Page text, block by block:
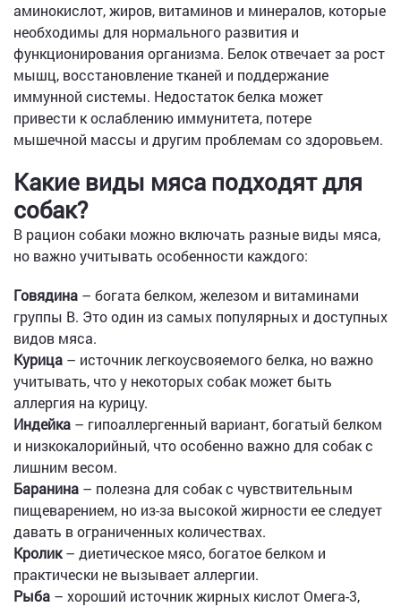
аминокислот, жиров, витаминов и минералов, которые
необходимы для нормального развития и
функционирования организма. Белок отвечает за рост
мышц, восстановление тканей и поддержание
иммунной системы. Недостаток белка может
привести к ослаблению иммунитета, потере
мышечной массы и другим проблемам со здоровьем.
Какие виды мяса подходят для
собак?
В рацион собаки можно включать разные виды мяса,
но важно учитывать особенности каждого:
Говядина – богата белком, железом и витаминами
группы B. Это один из самых популярных и доступных
видов мяса.
Курица – источник легкоусвояемого белка, но важно
учитывать, что у некоторых собак может быть
аллергия на курицу.
Индейка – гипоаллергенный вариант, богатый белком
и низкокалорийный, что особенно важно для собак с
лишним весом.
Баранина – полезна для собак с чувствительным
пищеварением, но из-за высокой жирности ее следует
давать в ограниченных количествах.
Кролик– диетическое мясо, богатое белком и
практически не вызывает аллергии.
Рыба – хороший источник жирных кислот Омега-3,